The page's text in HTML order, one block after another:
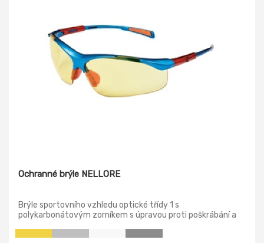
Ochranné brýle NELLORE
Brýle sportovního vzhledu optické třídy 1 s
polykarbonátovým zorníkem s úpravou proti poškrábání a